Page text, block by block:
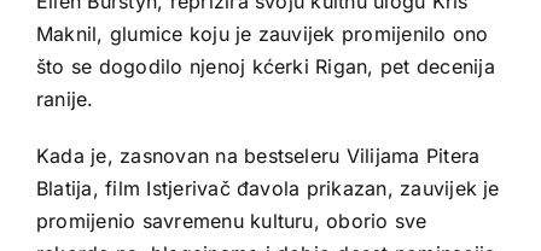
Maknil, glumice koju je zauvijek promijenilo ono
što se dogodilo njenoj kćerki Rigan, pet decenija
ranije.
Kada je, zasnovan na bestseleru Vilijama Pitera
Blatija, film Istjerivač đavola prikazan, zauvijek je
promijenio savremenu kulturu, oborio sve